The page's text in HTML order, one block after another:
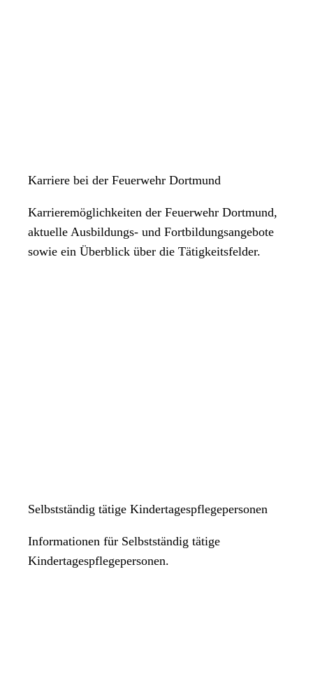
Karriere bei der Feuerwehr Dortmund
Karrieremöglichkeiten der Feuerwehr Dortmund,
aktuelle Ausbildungs- und Fortbildungsangebote
sowie ein Überblick über die Tätigkeitsfelder.
Selbstständig tätige Kindertagespflegepersonen
Informationen für Selbstständig tätige
Kindertagespflegepersonen.